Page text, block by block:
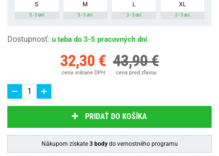
S
3 - 5 dní
M
3 - 5 dní
L
3 - 5 dní
XL
3 - 5 dní
Dostupnosť: u teba do 3-5 pracovných dní
32,30 €
cena vrátane DPH
43,90 €
cena pred zľavou
PRIDAŤ DO KOŠÍKA
Nákupom získate 3 bodydo vernostného programu